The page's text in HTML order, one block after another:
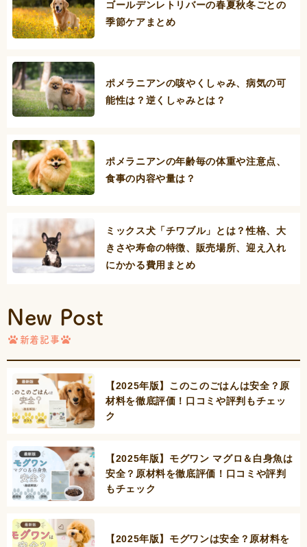
ゴールデンレトリバーの春夏秋冬ごとの
季節ケアまとめ
ポメラニアンの咳やくしゃみ、病気の可
能性は？逆くしゃみとは？
ポメラニアンの年齢毎の体重や注意点、
食事の内容や量は？
ミックス犬「チワブル」とは？性格、大
きさや寿命の特徴、販売場所、迎え入れ
にかかる費用まとめ
New Post
新着記事
【2025年版】このこのごはんは安全？原
材料を徹底評価！口コミや評判もチェッ
ク
【2025年版】モグワン マグロ＆白身魚は
安全？原材料を徹底評価！口コミや評判
もチェック
【2025年版】モグワンは安全？原材料を